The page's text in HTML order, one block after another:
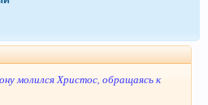
молился Христос, обращаясь к